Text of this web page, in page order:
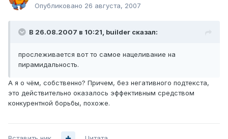
Опубликовано 26 августа, 2007
В 26.08.2007 в 10:21, builder сказал:
прослеживается вот то самое нацеливание на
пирамидальность.
А я о чём, собственно? Причем, без негативного подтекста,
это действительно оказалось эффективным средством
конкурентной борьбы, похоже.